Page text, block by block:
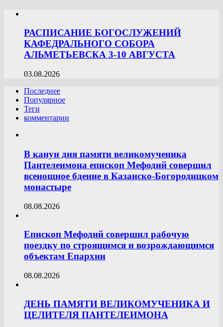
РАСПИСАНИЕ БОГОСЛУЖЕНИЙ
КАФЕДРАЛЬНОГО СОБОРА
АЛЬМЕТЬЕВСКА 3-10 АВГУСТА
03.08.2026
Последнее
Популярное
Теги
комментарии
В канун дня памяти великомученика
Пантелеимона епископ Мефодий совершил
всенощное бдение в Казанско-Богородицком
монастыре
08.08.2026
Епископ Мефодий совершил рабочую
поездку по строящимся и возрождающимся
объектам Епархии
08.08.2026
ДЕНЬ ПАМЯТИ ВЕЛИКОМУЧЕНИКА И
ЦЕЛИТЕЛЯ ПАНТЕЛЕИМОНА